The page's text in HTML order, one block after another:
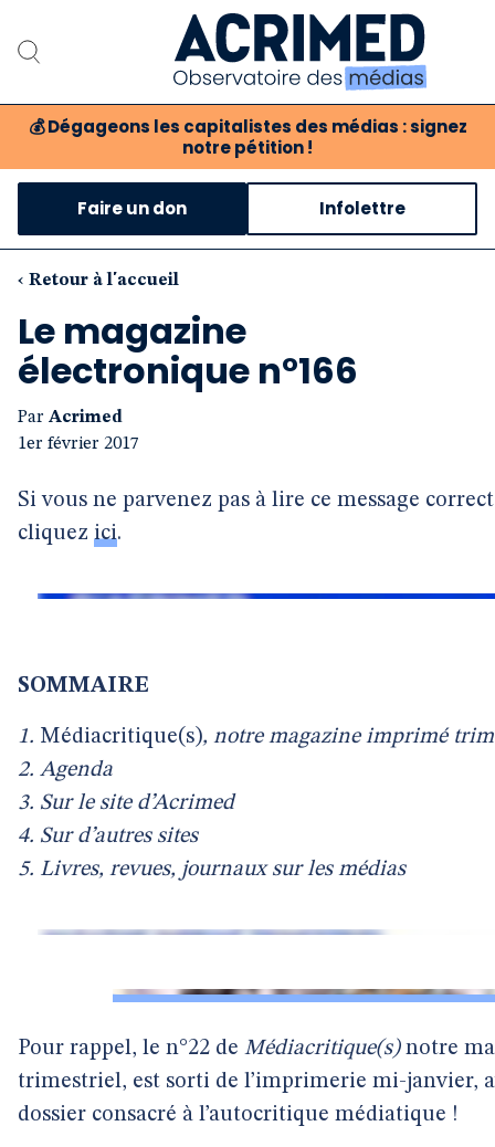
💰 Dégageons les capitalistes des médias : signez
notre pétition !
Notre association
Notre critique des médias
Notre revue
Boutique
Faire un don Infolettre
‹ Retour à l'accueil
Le magazine
électronique n°166
Par Acrimed
1er février 2017
Si vous ne parvenez pas à lire ce message
cliquez ici.
SOMMAIRE
1. Médiacritique(s), notre magazine imprimé
2. Agenda
3. Sur le site d’Acrimed
4. Sur d’autres sites
5. Livres, revues, journaux sur les médias
Pour rappel, le n°22 de Médiacritique(s)notre
trimestriel, est sorti de l’imprimerie mi-janvier,
dossier consacré à l’autocritique médiatique !